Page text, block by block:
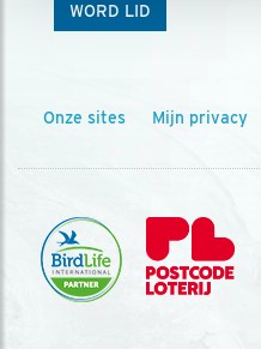
WORD LID
Onze sites Mijn privacy